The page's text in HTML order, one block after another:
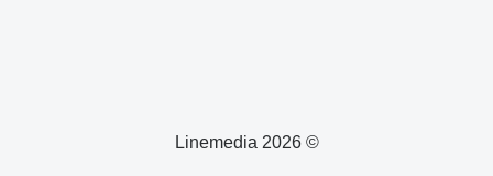
© 2026 Linemedia